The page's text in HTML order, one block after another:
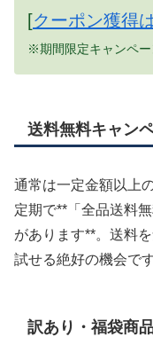
[クーポン獲得
※期間限定キャンペー
送料無料キャン
通常は一定金額以上
定期で**「全品送料
があります**。送料
試せる絶好の機会です
訳あり・福袋商